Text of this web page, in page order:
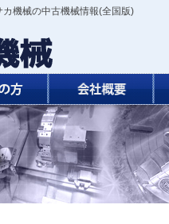
カ機械の中古機械情報(全国版)